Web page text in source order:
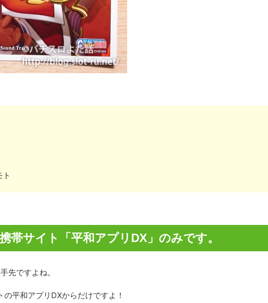
帯サイト「平和アプリDX」のみです。
先ですよね。
平和アプリDXからだけですよ！